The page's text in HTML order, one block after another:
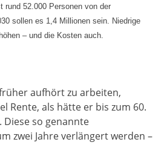
rund 52.000 Personen von der
sollen es 1,4 Millionen sein. Niedrige
– und die Kosten auch.
aufhört zu arbeiten,
Rente, als hätte er bis zum 60.
so genannte
zwei Jahre verlängert werden –